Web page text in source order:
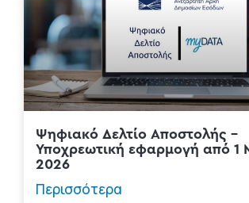
Ψηφιακό Δελτίο Αποστολής –
Υποχρεωτική εφαρμογή από 1
2026
Περισσότερα